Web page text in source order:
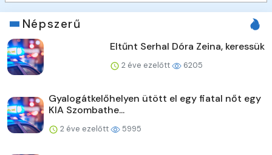
Népszerű
Eltűnt Serhal Dóra Zeina, keressük
2 éve ezelőtt 6205
Gyalogátkelőhelyen ütött el egy fiatal nőt egy
KIA Szombathe...
2 éve ezelőtt 5995